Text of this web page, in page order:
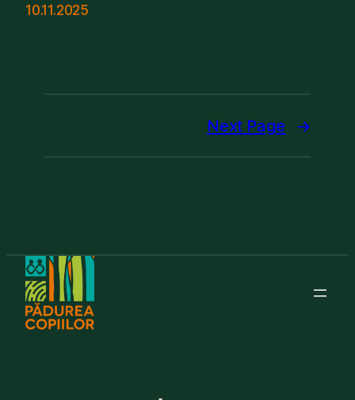
10.11.2025
Next Page →